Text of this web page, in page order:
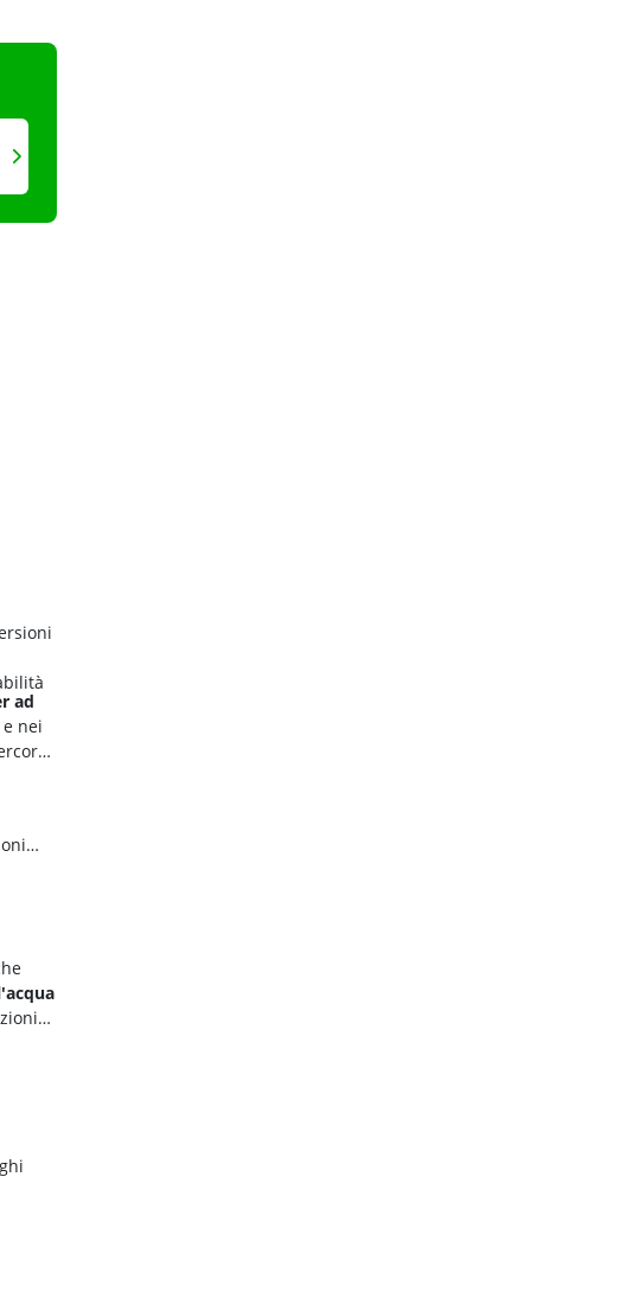
ad
nei